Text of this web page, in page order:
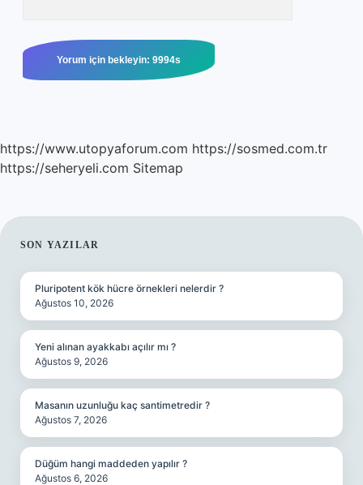
https://www.utopyaforum.com https://sosmed.com.tr
https://seheryeli.com Sitemap
SIDEBAR
SON YAZILAR
Pluripotent kök hücre örnekleri nelerdir ?
Ağustos 10, 2026
Yeni alınan ayakkabı açılır mı ?
Ağustos 9, 2026
Masanın uzunluğu kaç santimetredir ?
Ağustos 7, 2026
Düğüm hangi maddeden yapılır ?
Ağustos 6, 2026